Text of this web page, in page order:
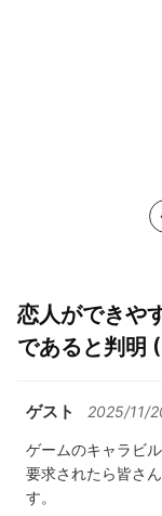
恋人ができや
であると判明
ゲスト 2025/11/
ゲームのキャラビ
要求されたら皆さ
す。